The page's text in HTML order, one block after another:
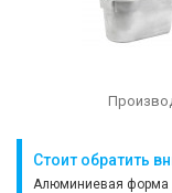
Стоит обратить
Алюминиевая форма